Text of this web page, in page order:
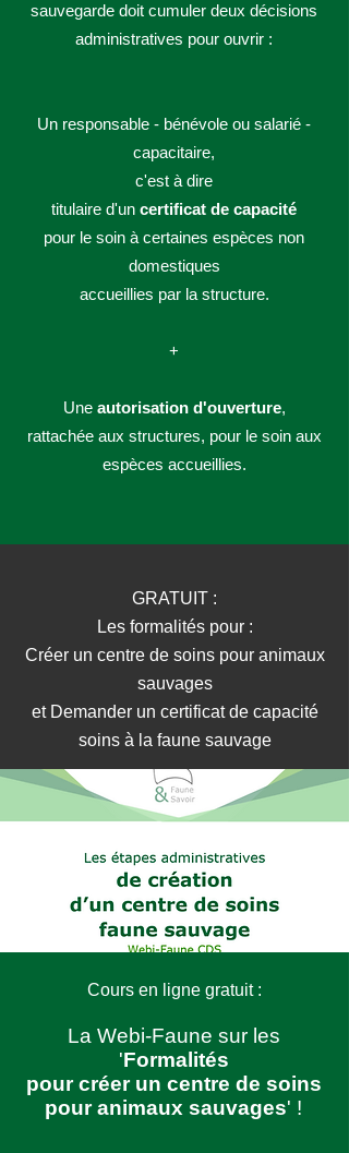
sauvegarde doit cumuler deux décisions
administratives pour ouvrir :
Un responsable - bénévole ou salarié -
capacitaire,
c'est à dire
titulaire d'un certificat de capacité
pour le soin à certaines espèces non
domestiques
accueillies par la structure.
+
Une autorisation d'ouverture,
rattachée aux structures, pour le soin aux
espèces accueillies.
GRATUIT :
Les formalités pour :
Créer un centre de soins pour animaux
sauvages
et Demander un certificat de capacité
soins à la faune sauvage
Cours en ligne gratuit :
La Webi-Faune sur les
'Formalités
pour créer un centre de soins
pour animaux sauvages' !